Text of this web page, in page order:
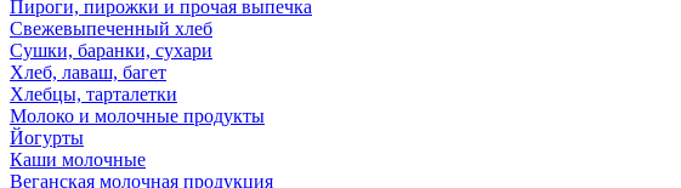
Пироги, пирожки и прочая выпечка
Свежевыпеченный хлеб
Сушки, баранки, сухари
Хлеб, лаваш, багет
Хлебцы, тарталетки
Молоко и молочные продукты
Йогурты
Каши молочные
Веганская молочная продукция